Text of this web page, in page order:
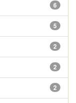
6
5
2
2
2